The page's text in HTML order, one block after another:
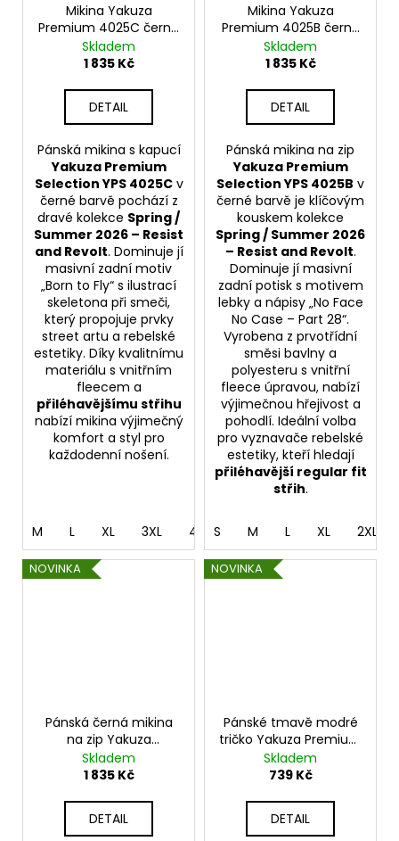
Mikina Yakuza
Premium 4025C černá
- Born to Fly
Skladem
1 835 Kč
DETAIL
Pánská mikina s kapucí
Yakuza Premium
Selection YPS 4025Cv
černé barvě pochází z
dravé kolekce Spring /
Summer 2026 – Resist
and Revolt. Dominuje jí
masivní zadní motiv
„Born to Fly“ s ilustrací
skeletona při smeči,
který propojuje prvky
street artu a rebelské
estetiky. Díky kvalitnímu
materiálu s vnitřním
fleecem a
přiléhavějšímu střihu
nabízí mikina výjimečný
komfort a styl pro
každodenní nošení.
M L XL 3XL 4XL 5XL
Mikina Yakuza
Premium 4025B černá
- No Face No Case
Skladem
1 835 Kč
DETAIL
Pánská mikina na zip
Yakuza Premium
Selection YPS 4025B v
černé barvě je klíčovým
kouskem kolekce
Spring / Summer 2026
– Resist and Revolt.
Dominuje jí masivní
zadní potisk s motivem
lebky a nápisy „No Face
No Case – Part 28“.
Vyrobena z prvotřídní
směsi bavlny a
polyesteru s vnitřní
fleece úpravou, nabízí
výjimečnou hřejivost a
pohodlí. Ideální volba
pro vyznavače rebelské
estetiky, kteří hledají
přiléhavější regular fit
střih.
S M L XL 2XL
NOVINKA
Pánská černá mikina
na zip Yakuza
Premium YPS 4025A –
Eternal Enemy
Skladem
1 835 Kč
DETAIL
NOVINKA
Pánské tmavě modré
tričko Yakuza Premium
YPS 4013 – Born to Fly
Skladem
739 Kč
DETAIL